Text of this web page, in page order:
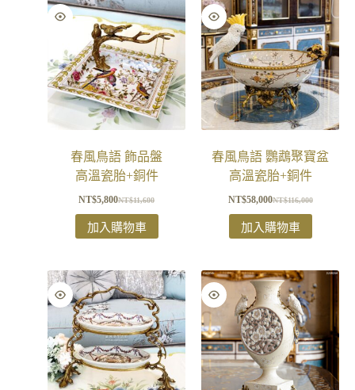
春風鳥語 飾品盤
高溫瓷胎+銅件
NT$11,600
NT$5,800
加入購物車
春風鳥語 鸚鵡聚寶盆
高溫瓷胎+銅件
NT$116,000
NT$58,000
加入購物車